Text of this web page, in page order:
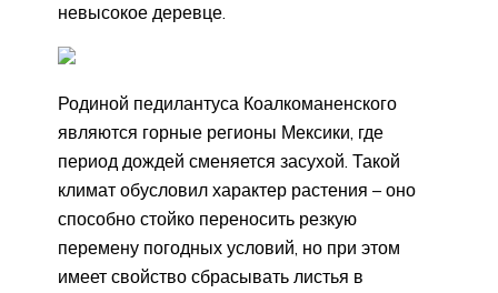
невысокое деревце.
Родиной педилантуса Коалкоманенского
являются горные регионы Мексики, где
период дождей сменяется засухой. Такой
климат обусловил характер растения – оно
способно стойко переносить резкую
перемену погодных условий, но при этом
имеет свойство сбрасывать листья в